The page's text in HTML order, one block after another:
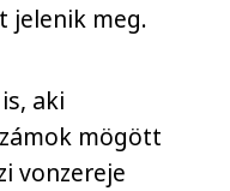
jelenik meg.
aki
mögött
vonzereje